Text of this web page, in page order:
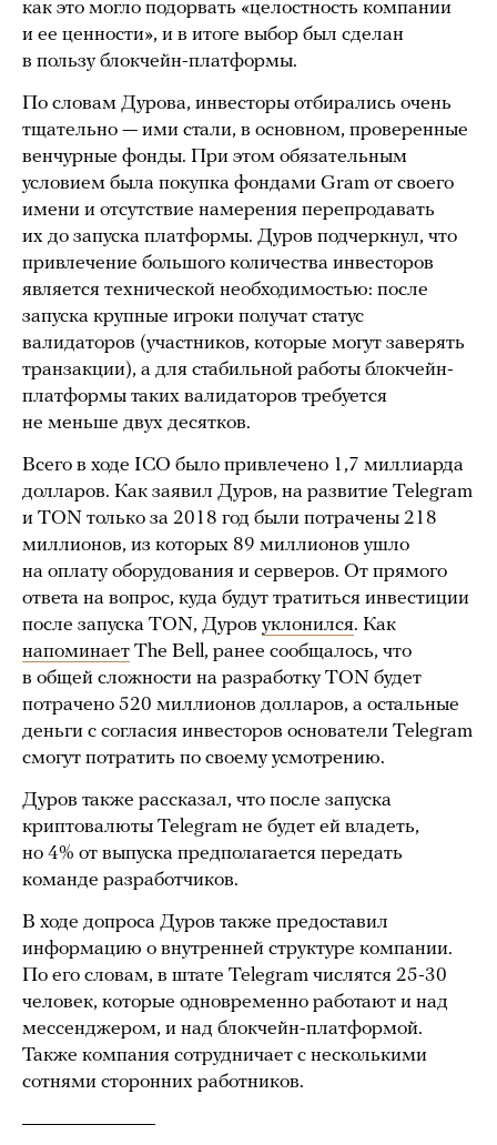
как это могло подорвать «целостность компании
и ее ценности», и в итоге выбор был сделан
в пользу блокчейн-платформы.
По словам Дурова, инвесторы отбирались очень
тщательно — ими стали, в основном, проверенные
венчурные фонды. При этом обязательным
условием была покупка фондами Gram от своего
имени и отсутствие намерения перепродавать
их до запуска платформы. Дуров подчеркнул, что
привлечение большого количества инвесторов
является технической необходимостью: после
запуска крупные игроки получат статус
валидаторов (участников, которые могут заверять
транзакции), а для стабильной работы блокчейн-
платформы таких валидаторов требуется
не меньше двух десятков.
Всего в ходе ICO было привлечено 1,7 миллиарда
долларов. Как заявил Дуров, на развитие Telegram
и TON только за 2018 год были потрачены 218
миллионов, из которых 89 миллионов ушло
на оплату оборудования и серверов. От прямого
ответа на вопрос, куда будут тратиться инвестиции
после запуска TON, Дуров уклонился. Как
напоминает The Bell, ранее сообщалось, что
в общей сложности на разработку TON будет
потрачено 520 миллионов долларов, а остальные
деньги с согласия инвесторов основатели Telegram
смогут потратить по своему усмотрению.
Дуров также рассказал, что после запуска
криптовалюты Telegram не будет ей владеть,
но 4% от выпуска предполагается передать
команде разработчиков.
В ходе допроса Дуров также предоставил
информацию о внутренней структуре компании.
По его словам, в штате Telegram числятся 25-30
человек, которые одновременно работают и над
мессенджером, и над блокчейн-платформой.
Также компания сотрудничает с несколькими
сотнями сторонних работников.